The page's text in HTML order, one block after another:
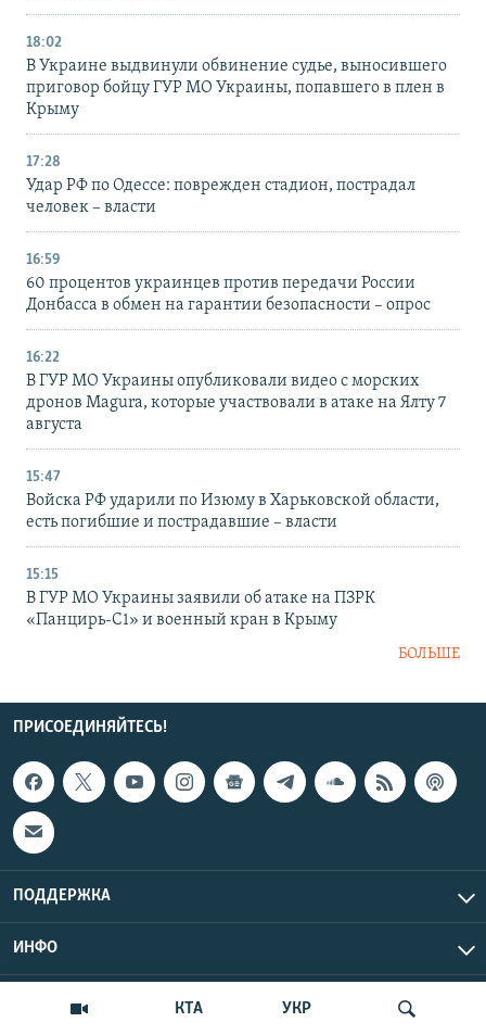
КТА УКР
18:02
В Украине выдвинули обвинение судье, выносившего
приговор бойцу ГУР МО Украины, попавшего в плен в
Крыму
17:28
Удар РФ по Одессе: поврежден стадион, пострадал
человек – власти
16:59
60 процентов украинцев против передачи России
Донбасса в обмен на гарантии безопасности – опрос
16:22
В ГУР МО Украины опубликовали видео с морских
дронов Magura, которые участвовали в атаке на Ялту 7
августа
15:47
Войска РФ ударили по Изюму в Харьковской области,
есть погибшие и пострадавшие – власти
15:15
В ГУР МО Украины заявили об атаке на ПЗРК
«Панцирь-С1» и военный кран в Крыму
БОЛЬШЕ
ПРИСОЕДИНЯЙТЕСЬ!
ПОДДЕРЖКА
ИНФО
Copyright Крым.Реалии, 2026 | Все права защищены.
UTC+3